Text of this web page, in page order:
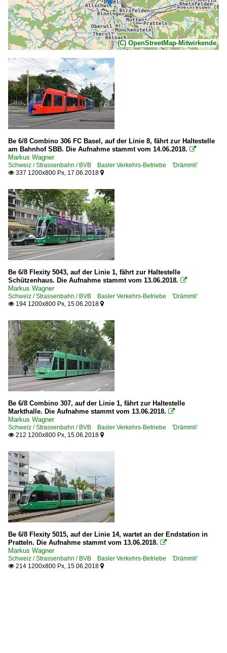
(C) OpenStreetMap-Mitwirkende
Be 6/8 Combino 306 FC Basel, auf der Linie 8, fährt zur Haltestelle
am Bahnhof SBB. Die Aufnahme stammt vom 14.06.2018. 
Markus Wagner
Schweiz / Strassenbahn / BVB Basler Verkehrs-Betriebe 'Drämmli'
 337 1200x800 Px, 17.06.2018 
Be 6/8 Flexity 5043, auf der Linie 1, fährt zur Haltestelle
Schützenhaus. Die Aufnahme stammt vom 13.06.2018. 
Markus Wagner
Schweiz / Strassenbahn / BVB Basler Verkehrs-Betriebe 'Drämmli'
 194 1200x800 Px, 15.06.2018 
Be 6/8 Combino 307, auf der Linie 1, fährt zur Haltestelle
Markthalle. Die Aufnahme stammt vom 13.06.2018. 
Markus Wagner
Schweiz / Strassenbahn / BVB Basler Verkehrs-Betriebe 'Drämmli'
 212 1200x800 Px, 15.06.2018 
Be 6/8 Flexity 5015, auf der Linie 14, wartet an der Endstation in
Pratteln. Die Aufnahme stammt vom 13.06.2018. 
Markus Wagner
Schweiz / Strassenbahn / BVB Basler Verkehrs-Betriebe 'Drämmli'
 214 1200x800 Px, 15.06.2018 